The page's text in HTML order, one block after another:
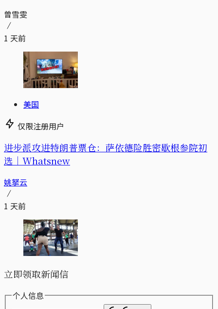
曾雪雯
1 天前
美国
仅限注册用户
进步派攻进特朗普票仓：萨依德险胜密歇根参院初
选｜Whatsnew
姚拏云
1 天前
立即领取新闻信
个人信息